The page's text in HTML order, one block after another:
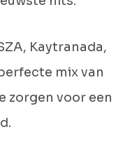
Kaytranada,
mix van
zorgen voor een